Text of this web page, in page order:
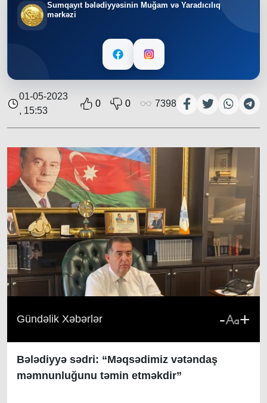
Sumqayıt bələdiyyəsinin Muğam və Yaradıcılıq
mərkəzi
01-05-2023
, 15:53
0 0 7398
Gündəlik Xəbərlər - +
Bələdiyyə sədri: “Məqsədimiz vətəndaş
məmnunluğunu təmin etməkdir”